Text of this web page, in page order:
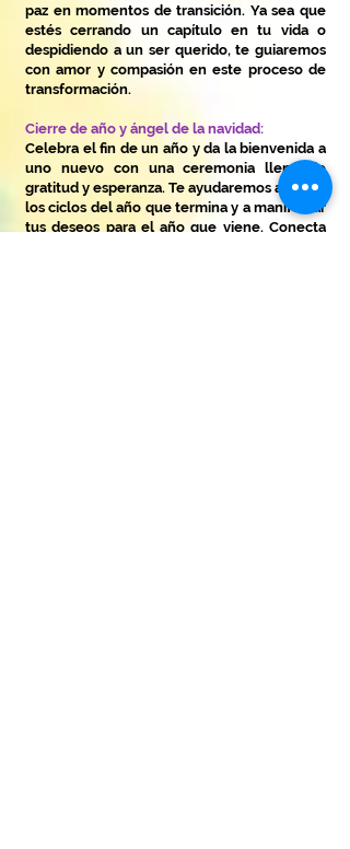
paz en momentos de transición. Ya sea que
estés cerrando un capítulo en tu vida o
despidiendo a un ser querido, te guiaremos
con amor y compasión en este proceso de
transformación.
Cierre de año y ángel de la navidad:
Celebra el fin de un año y da la bienvenida a
uno nuevo con una ceremonia llena de
gratitud y esperanza. Te ayudaremos a cerrar
los ciclos del año que termina y a manifestar
tus deseos para el año que viene. Conecta